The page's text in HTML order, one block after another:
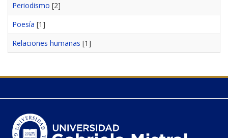
Periodismo [2]
Poesía [1]
Relaciones humanas [1]